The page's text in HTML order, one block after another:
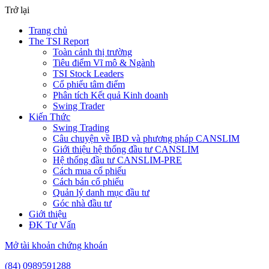
Trở lại
Trang chủ
The TSI Report
Toàn cảnh thị trường
Tiêu điểm Vĩ mô & Ngành
TSI Stock Leaders
Cổ phiếu tâm điểm
Phân tích Kết quả Kinh doanh
Swing Trader
Kiến Thức
Swing Trading
Câu chuyện về IBD và phương pháp CANSLIM
Giới thiệu hệ thống đầu tư CANSLIM
Hệ thống đầu tư CANSLIM-PRE
Cách mua cổ phiếu
Cách bán cổ phiếu
Quản lý danh mục đầu tư
Góc nhà đầu tư
Giới thiệu
ĐK Tư Vấn
Mở tài khoản chứng khoán
(84) 0989591288